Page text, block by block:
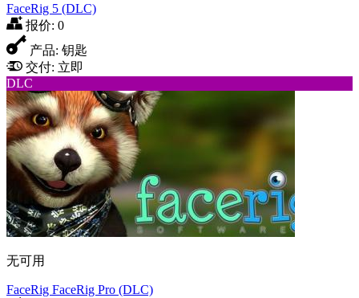
FaceRig 5 (DLC)
报价: 0
产品: 钥匙
交付: 立即
DLC
无可用
FaceRig FaceRig Pro (DLC)